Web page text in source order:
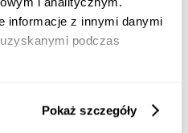
informacje z innymi danymi
podczas
Pokaż szczegóły
Biopaliwo naszej produkcji w
zależności od wielkości
zależności od pojemnika
spalania i wielkości płomienia.